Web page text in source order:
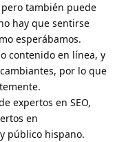
también puede
hay que sentirse
esperábamos.
contenido en línea, y
por lo que
expertos en SEO,
en
público hispano.